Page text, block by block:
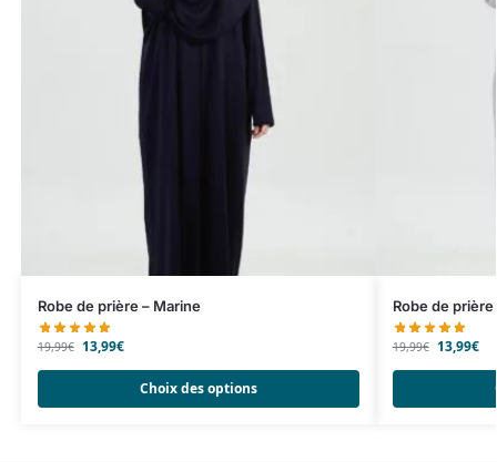
Robe de prière – Marine
19,99€ 13,99€
Choix des options
Robe de prière
19,99€ 13,99€